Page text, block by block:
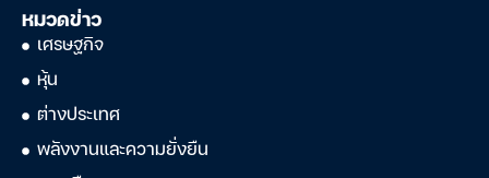
หมวดข่าว
เศรษฐกิจ
หุ้น
ต่างประเทศ
พลังงานและความยั่งยืน